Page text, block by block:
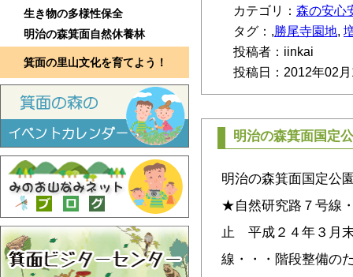
生き物の多様性保全
明治の森箕面自然休養林
箕面の里山文化を育てよう！
カテゴリ： 森の安心
タグ：,勝尾寺園地,
投稿者：iinkai
投稿日：2012年02
明治の森箕面国定
明治の森箕面国定公
★自然研究路７号線
止 平成２４年３月
線・・・階段整備の